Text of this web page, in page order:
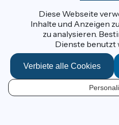
DE
Mehr
Gefördert im Rahmen von
Données personnelles
Espace Presse
Diese Webseite
Inhalte und Anzeigen
zu analysieren.
Dienste benutzt
Verbiete alle Cookies